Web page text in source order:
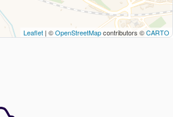
Leaflet | ©OpenStreetMapcontributors ©CARTO